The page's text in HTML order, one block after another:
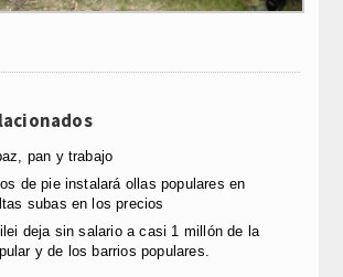
pan y trabajo
de pie instalará ollas populares en
subas en los precios
deja sin salario a casi 1 millón de la
y de los barrios populares.